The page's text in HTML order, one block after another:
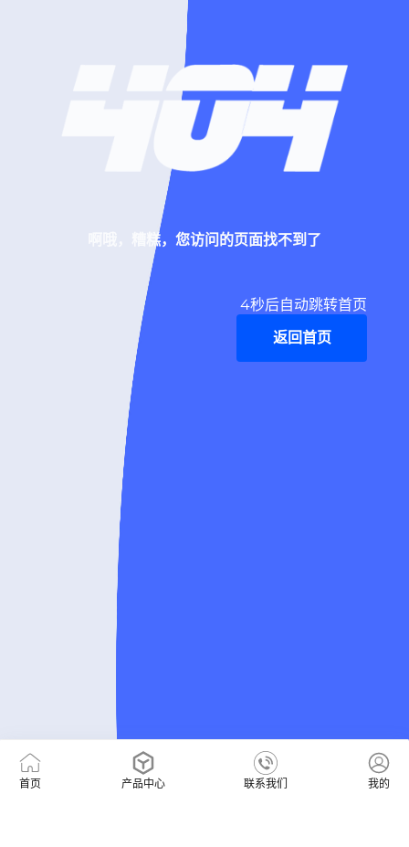
啊哦，糟糕，您访问的页面找不到了
4秒后自动跳转首页
返回首页
首页 产品中心 联系我们 我的